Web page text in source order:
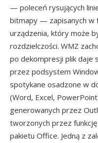
— poleceń rysujących
bitmapy — zapisanych w
urządzenia, który może
rozdzielczości. WMZ
po dekompresji plik daje
przez podsystem
spotykane osadzone w
(Word, Excel,
generowanych przez
tworzonych przez
pakietu Office. Jedną z